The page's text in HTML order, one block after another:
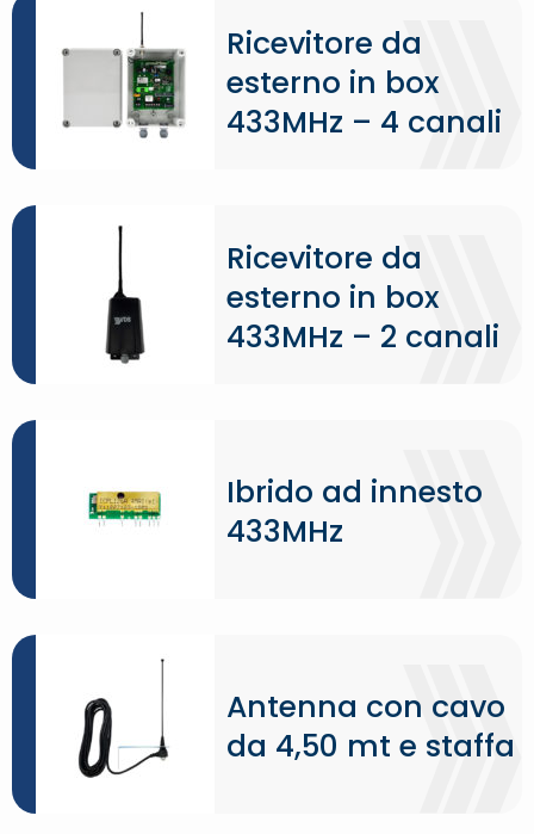
Ricevitore da
esterno in box
433MHz – 4 canali
Ricevitore da
esterno in box
433MHz – 2 canali
Ibrido ad innesto
433MHz
Antenna con cavo
da 4,50 mt e staffa